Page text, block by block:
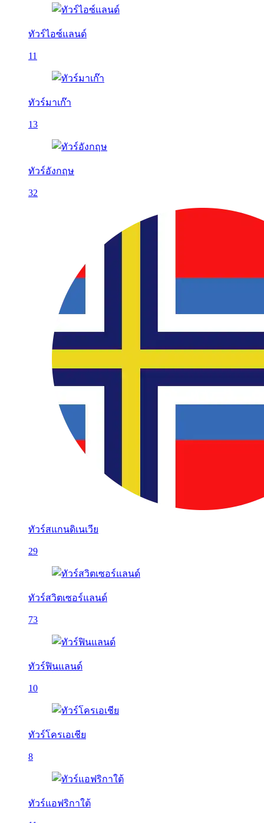
ทัวร์ไอซ์แลนด์
11
ทัวร์มาเก๊า
13
ทัวร์อังกฤษ
32
ทัวร์สแกนดิเนเวีย
29
ทัวร์สวิตเซอร์แลนด์
73
ทัวร์ฟินแลนด์
10
ทัวร์โครเอเชีย
8
ทัวร์แอฟริกาใต้